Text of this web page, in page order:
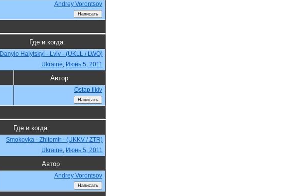
Andrey Vorontsov
Где и когда
Danylo Halytskyi - Lviv - (UKLL / LWO)
Ukraine, Июнь 5, 2011
Автор
Ostap Ilkiv
Где и когда
Smokovka - Zhitomir - (UKKV / ZTR)
Ukraine, Июнь 5, 2011
Автор
Andrey Vorontsov